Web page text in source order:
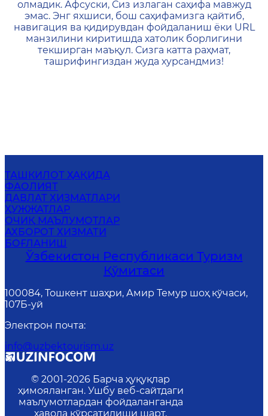
олмадик. Афсуски, Сиз излаган саҳифа мавжуд
эмас. Энг яхшиси, бош саҳифамизга қайтиб,
навигация ва қидирувдан фойдаланиш ёки URL
манзилини киритишда хатолик борлигини
текширган маъқул. Сизга катта раҳмат,
ташрифингиздан жуда хурсандмиз!
ТАШКИЛОТ ҲАҚИДА
ФАОЛИЯТ
ДАВЛАТ ХИЗМАТЛАРИ
ҲУЖЖАТЛАР
ОЧИҚ МАЪЛУМОТЛАР
АХБОРОТ ХИЗМАТИ
БОҒЛАНИШ
Ўзбекистон Республикаси Туризм
Қўмитаси
100084, Тошкент шаҳри, Амир Темур шоҳ кўчаси,
107Б-уй
Электрон почта:
info@uzbektourism.uz
© 2001-2026 Барча ҳуқуқлар
ҳимояланган. Ушбу веб-сайтдаги
маълумотлардан фойдаланганда
ҳавола кўрсатилиши шарт.